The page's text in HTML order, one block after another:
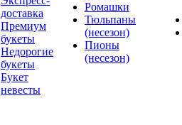
доставка
Премиум
букеты
Недорогие
букеты
Букет
невесты
Ромашки
Тюльпаны
(несезон)
Пионы
(несезон)